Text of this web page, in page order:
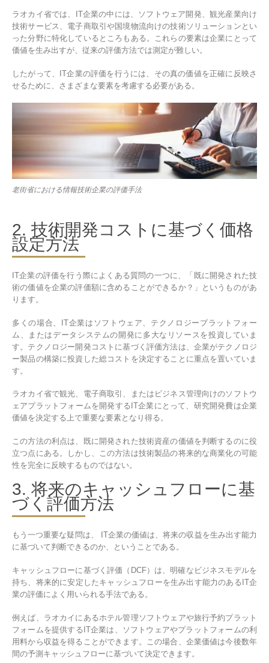
ラオカイ省では、IT企業の中には、ソフトウェア開発、観光産業向け
技術サービス、電子商取引や国境物流向けの技術ソリューションとい
った分野に特化しているところもある。これらの要素は企業にとって
価値を生み出すが、従来の評価方法では測定が難しい。
したがって、IT企業の評価を行うには、その真の価値を正確に反映さ
せるために、さまざまな要素を考慮する必要がある。
老街省における情報技術企業の評価手法
2. 技術開発コストに基づく価格
設定方法
IT企業の評価を行う際によくある質問の一つに、「既に開発された技
術の価値を企業の評価額に含めることができるか？」というものがあ
ります。
多くの場合、IT企業はソフトウェア、テクノロジープラットフォー
ム、またはデータシステムの開発に多大なリソースを投資していま
す。テクノロジー開発コストに基づく評価方法は、企業がテクノロジ
ー製品の構築に投資した総コストを決定することに重点を置いていま
す。
ラオカイ省で観光、電子商取引、またはビジネス管理向けのソフトウ
ェアプラットフォームを開発するIT企業にとって、研究開発費は企業
価値を決定する上で重要な要素となり得る。
この方法の利点は、既に開発された技術資産の価値を判断するのに役
立つ点にある。しかし、この方法は技術製品の将来的な商業化の可能
性を完全に反映するものではない。
3. 将来のキャッシュフローに基
づく評価方法
もう一つ重要な疑問は、 IT企業の価値は、将来の収益を生み出す能力
に基づいて判断できるのか、ということである。
キャッシュフローに基づく評価（DCF）は、明確なビジネスモデルを
持ち、将来的に安定したキャッシュフローを生み出す能力のあるIT企
業の評価によく用いられる手法である。
例えば、ラオカイにあるホテル管理ソフトウェアや旅行予約プラット
フォームを提供するIT企業は、ソフトウェアやプラットフォームの利
用料から収益を得ることができます。この場合、企業価値は今後数年
間の予測キャッシュフローに基づいて決定できます。